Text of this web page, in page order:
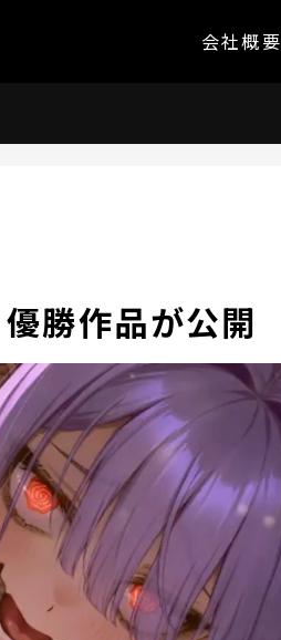
会社概要
勝作品が公開